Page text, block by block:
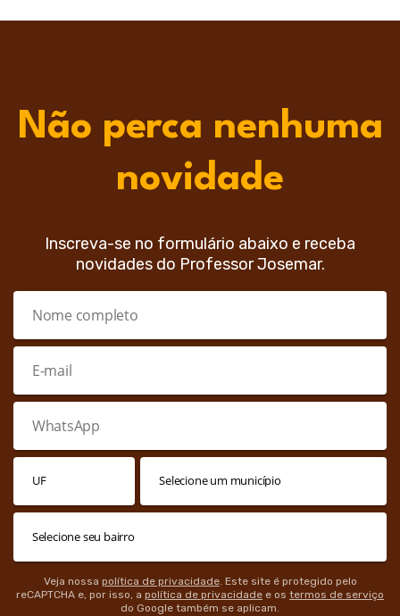
Não perca nenhuma
novidade
Inscreva-se no formulário abaixo e receba
novidades do Professor Josemar.
Veja nossa política de privacidade. Este site é protegido pelo
reCAPTCHA e, por isso, a política de privacidade e os termos de serviço
do Google também se aplicam.